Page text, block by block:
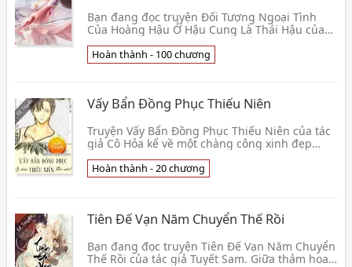
Bạn đang đọc truyện Đối Tượng Ngoại Tình
Của Hoàng Hậu Ở Hậu Cung Là Thái Hậu của
tác giả Bỉ Ngạn Tiêu Thanh Mạc. Hoàng hậu
năm nay mới 25 t👦 Bỉ Ngạn Tiêu Thanh Mạc
Hoàn thành - 100 chương
Vấy Bẩn Đồng Phục Thiếu Niên
Truyện Vấy Bẩn Đồng Phục Thiếu Niên của tác
giả Cô Hỏa kể về một chàng công xinh đẹp
ngầu lòi 👦 Cô Hỏa
Hoàn thành - 20 chương
Tiên Đế Vạn Năm Chuyển Thế Rồi
Bạn đang đọc truyện Tiên Đế Vạn Năm Chuyển
Thế Rồi của tác giả Tuyết Sam. Giữa thảm hoa